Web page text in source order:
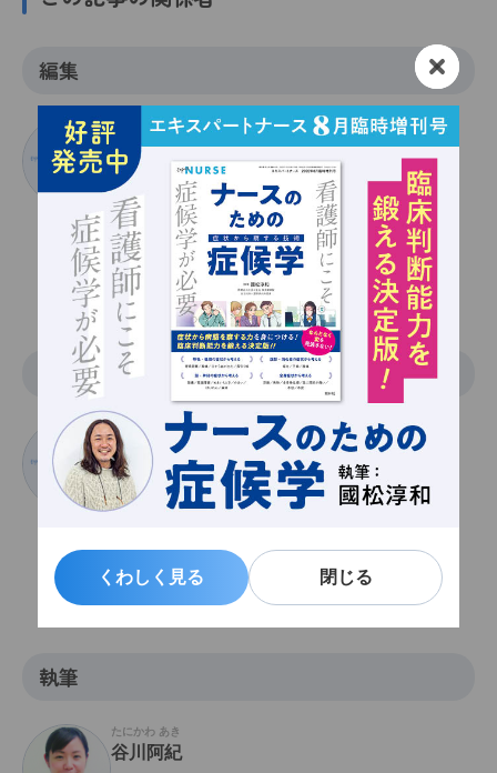
くわしく見る 閉じる
くわしく見る 閉じる
編集
まの けいこ
眞野恵子
藤田医科大学病院 統括看護部長
関連記事一覧
医学監修
もりた いさお
森田功
藤田医科大学医学部 脳神経外科学 教授
関連記事一覧
執筆
たにかわ あき
谷川阿紀